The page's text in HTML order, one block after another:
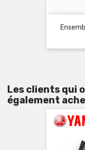
Les clients qui
également